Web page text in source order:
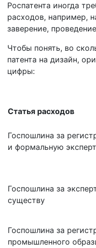
Роспатента иногда
расходов, например,
заверение,
Чтобы понять, во
патента на дизайн,
цифры:
Статья расходов
Госпошлина за
и формальную
Госпошлина за
существу
Госпошлина за
промышленного